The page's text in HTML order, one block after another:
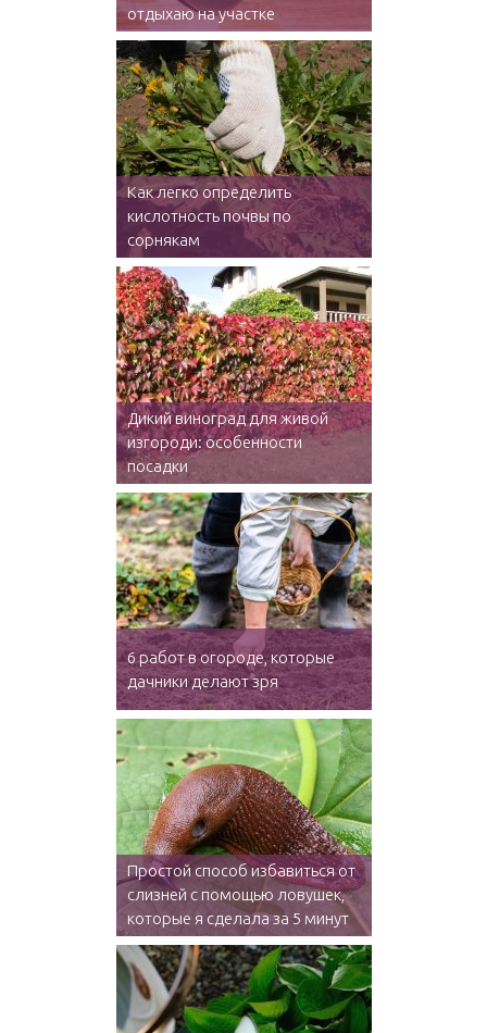
отдыхаю на участке
Как легко определить
кислотность почвы по
сорнякам
Дикий виноград для живой
изгороди: особенности
посадки
6 работ в огороде, которые
дачники делают зря
Простой способ избавиться от
слизней с помощью ловушек,
которые я сделала за 5 минут